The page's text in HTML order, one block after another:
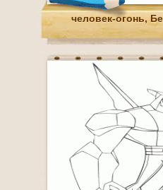
человек-огонь,